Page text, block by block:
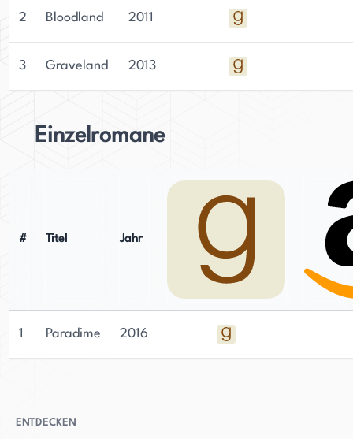
2 Bloodland 2011
3 Graveland 2013
Einzelromane
# Titel Jahr
1 Paradime 2016
ENTDECKEN